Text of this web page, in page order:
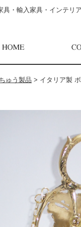
・輸入家具・インテ
ゅう製品 > イタリア製